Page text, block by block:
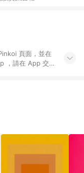
頁面，並在
，請在 App 交
惠，P coins，
請更新至
開館保證金，補
之商品規格、
車不符，以
數紅包使用規